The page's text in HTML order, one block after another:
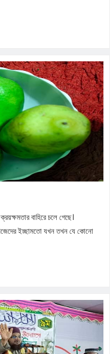
বাহিরে চলে গেছে।
ইচ্ছামতো যখন তখন যে কোনো